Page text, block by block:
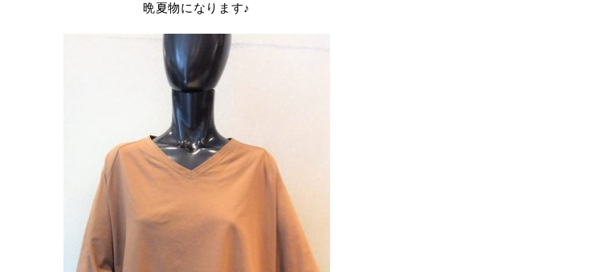
晩夏物になります♪